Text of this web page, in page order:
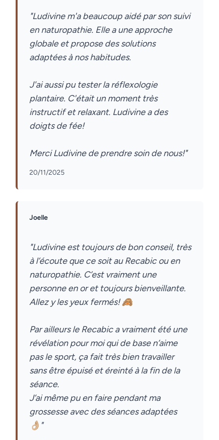
"Ludivine m'a beaucoup aidé par son suivi
en naturopathie. Elle a une approche
globale et propose des solutions
adaptées à nos habitudes.
J'ai aussi pu tester la réflexologie
plantaire. C'était un moment très
instructif et relaxant. Ludivine a des
doigts de fée!
20/11/2025
Joelle
"Ludivine est toujours de bon conseil, très
à l’écoute que ce soit au Recabic ou en
naturopathie. C’est vraiment une
personne en or et toujours bienveillante.
Allez y les yeux fermés! 🙈
Par ailleurs le Recabic a vraiment été une
révélation pour moi qui de base n’aime
pas le sport, ça fait très bien travailler
sans être épuisé et éreinté à la fin de la
séance.
J’ai même pu en faire pendant ma
grossesse avec des séances adaptées